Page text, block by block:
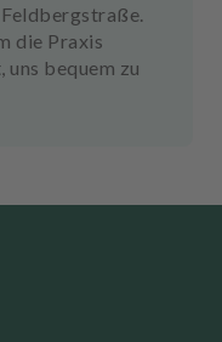
die Praxis
bequem zu